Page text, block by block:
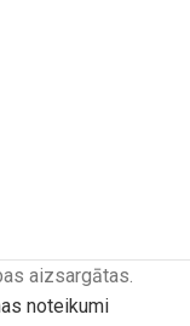
aizsargātas.
noteikumi